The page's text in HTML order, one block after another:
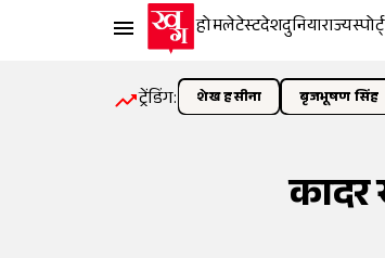
होमलेटेस्टदेशदुनियाराज्य
ट्रेंडिंग: शेख हसीना बृजभूषण सिंह
कादर